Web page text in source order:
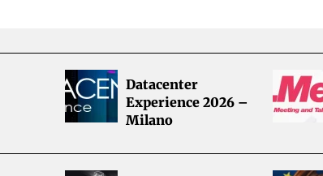
Datacenter
Experience 2026 –
Milano